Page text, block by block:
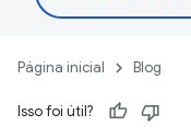
Página inicial Blog
Isso foi útil?